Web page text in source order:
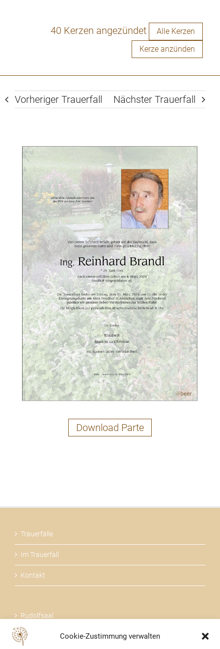
Cookie-Zustimmung verwalten
40 Kerzen angezündet
Alle Kerzen
Kerze anzünden
Vorheriger Trauerfall Nächster Trauerfall
Download Parte
Trauerfälle
Im Trauerfall
Kontakt
Rudolfsaal
Über uns